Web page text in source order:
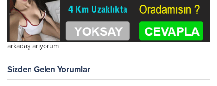
arkadaş arıyorum
Sizden Gelen Yorumlar